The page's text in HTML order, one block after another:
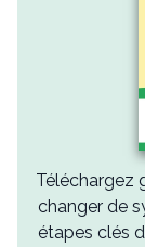
Téléchargez
changer de
étapes clés